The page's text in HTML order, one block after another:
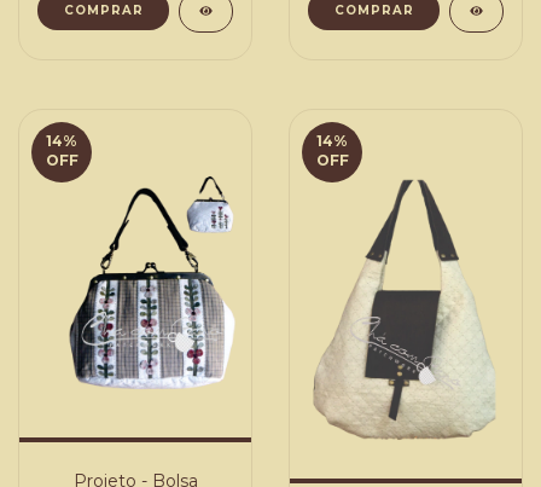
COMPRAR COMPRAR
14%
OFF
Projeto - Bolsa
14%
OFF